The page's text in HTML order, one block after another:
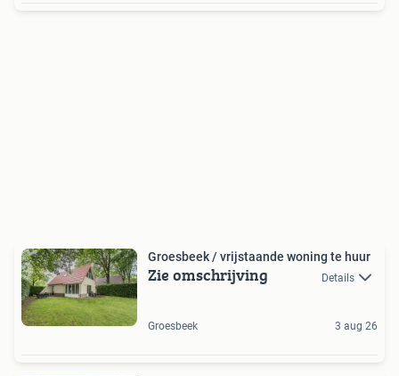
Groesbeek / vrijstaande woning te huur
Zie omschrijving Details
Groesbeek 3 aug 26